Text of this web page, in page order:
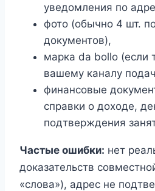
уведомления по
фото (обычно 4 шт.
документов),
марка da bollo (если
вашему каналу
финансовые
справки о доходе,
подтверждения
Частые ошибки: нет
доказательств
«слова»), адрес не